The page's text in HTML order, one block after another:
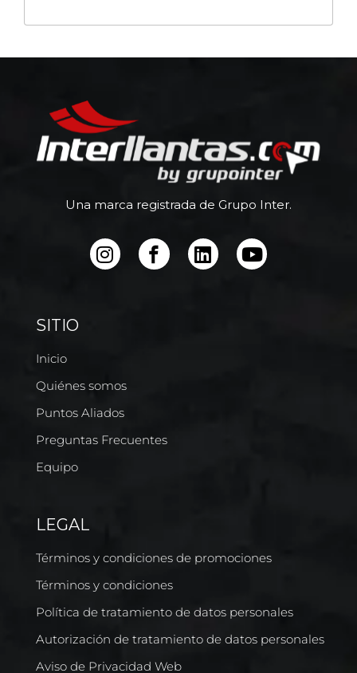
Una marca registrada de Grupo Inter.
SITIO
Inicio
Quiénes somos
Puntos Aliados
Preguntas Frecuentes
Equipo
LEGAL
Términos y condiciones de promociones
Términos y condiciones
Política de tratamiento de datos personales
Autorización de tratamiento de datos personales
Aviso de Privacidad Web